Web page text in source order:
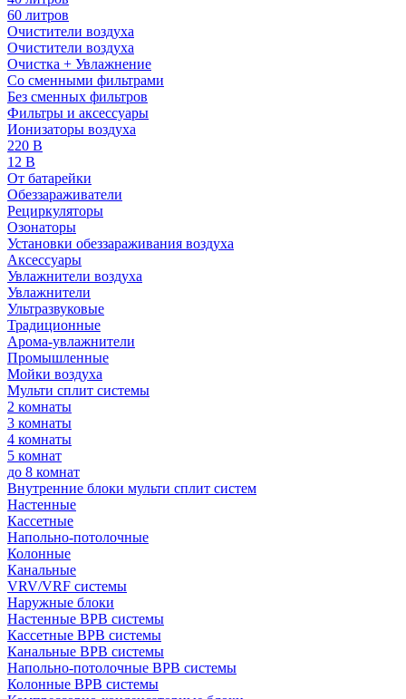
60 литров
Очистители воздуха
Очистители воздуха
Очистка + Увлажнение
Cо сменными фильтрами
Без сменных фильтров
Фильтры и аксессуары
Ионизаторы воздуха
220 В
12 В
От батарейки
Обеззараживатели
Рециркуляторы
Озонаторы
Установки обеззараживания воздуха
Аксессуары
Увлажнители воздуха
Увлажнители
Ультразвуковые
Традиционные
Арома-увлажнители
Промышленные
Мойки воздуха
Мульти сплит системы
2 комнаты
3 комнаты
4 комнаты
5 комнат
до 8 комнат
Внутренние блоки мульти сплит систем
Настенные
Кассетные
Напольно-потолочные
Колонные
Канальные
VRV/VRF системы
Наружные блоки
Настенные ВРВ системы
Кассетные ВРВ системы
Канальные ВРВ системы
Напольно-потолочные ВРВ системы
Колонные ВРВ системы